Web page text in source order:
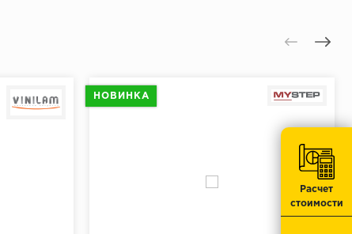
НОВИНКА
Расчет
стоимости